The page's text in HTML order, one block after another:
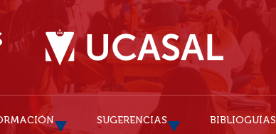
SUGERENCIAS BIBLIOGUÍAS